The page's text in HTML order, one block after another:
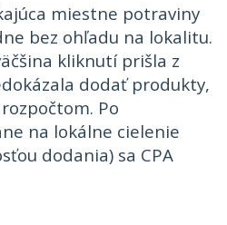
miestne potraviny
bez ohľadu na lokalitu.
kliknutí prišla z
dodať produkty,
Po
na lokálne cielenie
dodania) sa CPA